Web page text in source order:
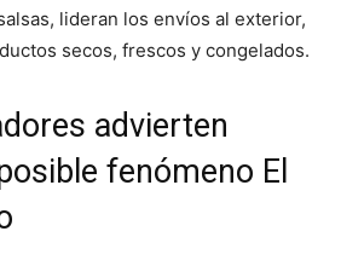
lideran los envíos al exterior,
secos, frescos y congelados.
advierten
fenómeno El